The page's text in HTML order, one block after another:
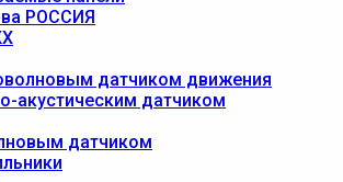
ва РОССИЯ
датчиком движения
акустическим датчиком
датчиком